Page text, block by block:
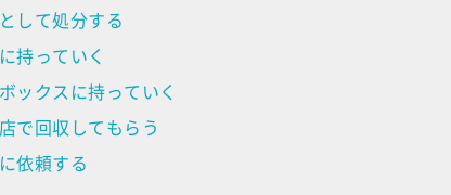
して処分する
持っていく
ックスに持っていく
で回収してもらう
依頼する